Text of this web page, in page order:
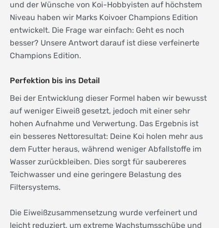
und der Wünsche von Koi-Hobbyisten auf höchstem
Niveau haben wir Marks Koivoer Champions Edition
entwickelt. Die Frage war einfach: Geht es noch
besser? Unsere Antwort darauf ist diese verfeinerte
Champions Edition.
Perfektion bis ins Detail
Bei der Entwicklung dieser Formel haben wir bewusst
auf weniger Eiweiß gesetzt, jedoch mit einer sehr
hohen Aufnahme und Verwertung. Das Ergebnis ist
ein besseres Nettoresultat: Deine Koi holen mehr aus
dem Futter heraus, während weniger Abfallstoffe im
Wasser zurückbleiben. Dies sorgt für saubereres
Teichwasser und eine geringere Belastung des
Filtersystems.
Die Eiweißzusammensetzung wurde verfeinert und
leicht reduziert, um extreme Wachstumsschübe und